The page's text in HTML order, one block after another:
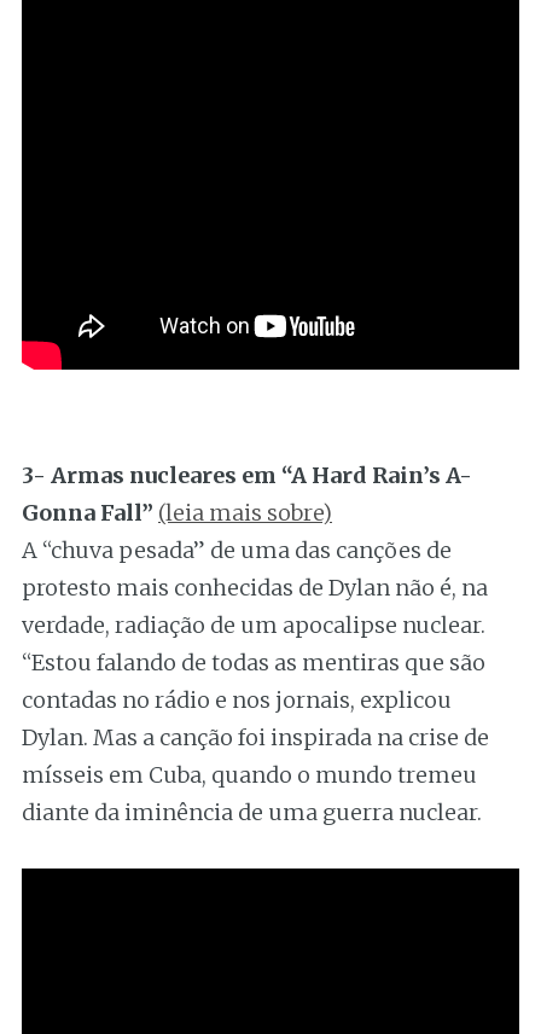
3- Armas nucleares em “A Hard Rain’s A-
Gonna Fall” (leia mais sobre)
A “chuva pesada” de uma das canções de
protesto mais conhecidas de Dylan não é, na
verdade, radiação de um apocalipse nuclear.
“Estou falando de todas as mentiras que são
contadas no rádio e nos jornais, explicou
Dylan. Mas a canção foi inspirada na crise de
mísseis em Cuba, quando o mundo tremeu
diante da iminência de uma guerra nuclear.